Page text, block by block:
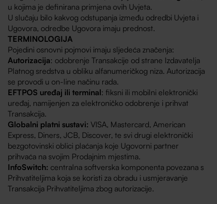
u kojima je definirana primjena ovih Uvjeta.
U slučaju bilo kakvog odstupanja između odredbi Uvjeta i
Ugovora, odredbe Ugovora imaju prednost.
TERMINOLOGIJA
Pojedini osnovni pojmovi imaju sljedeća značenja:
Autorizacija: odobrenje Transakcije od strane Izdavatelja
Platnog sredstva u obliku alfanumeričkog niza. Autorizacija
se provodi u on-line načinu rada.
EFTPOS uređaj ili terminal: fiksni ili mobilni elektronički
uređaj, namijenjen za elektroničko odobrenje i prihvat
Transakcija.
Globalni platni sustavi: VISA, Mastercard, American
Express, Diners, JCB, Discover, te svi drugi elektronički
bezgotovinski oblici plaćanja koje Ugovorni partner
prihvaća na svojim Prodajnim mjestima.
InfoSwitch: centralna softverska komponenta povezana s
Prihvatiteljima koja se koristi za obradu i usmjeravanje
Transakcija Prihvatiteljima zbog autorizacije.